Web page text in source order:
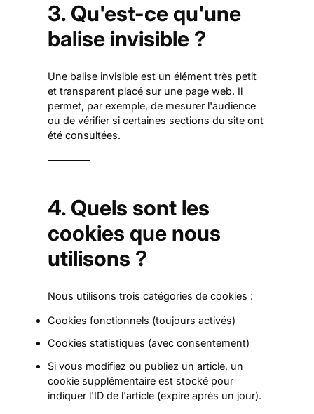
3. Qu'est-ce qu'une
balise invisible ?
Une balise invisible est un élément très petit
et transparent placé sur une page web. Il
permet, par exemple, de mesurer l'audience
ou de vérifier si certaines sections du site ont
été consultées.
4. Quels sont les
cookies que nous
utilisons ?
Nous utilisons trois catégories de cookies :
Cookies fonctionnels (toujours activés)
Cookies statistiques (avec consentement)
Si vous modifiez ou publiez un article, un
cookie supplémentaire est stocké pour
indiquer l'ID de l'article (expire après un jour).